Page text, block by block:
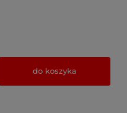
do koszyka